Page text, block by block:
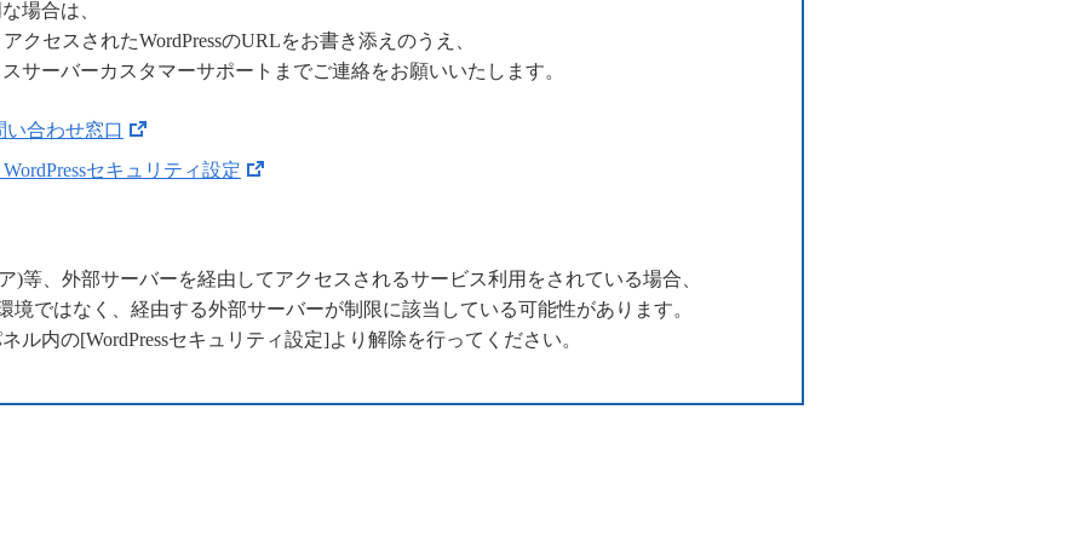
場合は、
クセスされたWordPressのURLをお書き添えのうえ、
サーバーカスタマーサポートまでご連絡をお願いいたします。
合わせ窓口
セキュリティ設定
)等、外部サーバーを経由してアクセスされるサービス利用をされている場合、
境ではなく、経由する外部サーバーが制限に該当している可能性があります。
ル内の[WordPressセキュリティ設定]より解除を行ってください。